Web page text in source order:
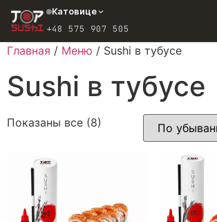
Перейти
содержанию
Катовице
+48 575 907 505
Главная / Меню / Sushi в тубусе
Sushi в тубусе
Показаны все (8)